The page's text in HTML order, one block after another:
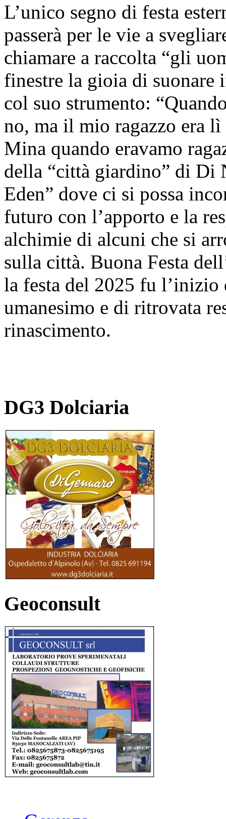
L’unico segno di festa
passerà per le vie a
chiamare a raccolta “gli
finestre la gioia di suonare
col suo strumento:
no, ma il mio ragazzo era
Mina quando eravamo
della “città giardino” di Di
Eden” dove ci si possa
futuro con l’apporto e la
alchimie di alcuni che si
sulla città. Buona Festa
la festa del 2025 fu
umanesimo e di ritrovata
rinascimento.
DG3 Dolciaria
Geoconsult